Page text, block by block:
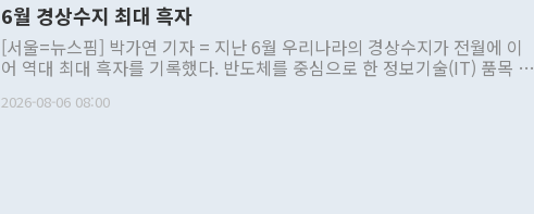
주의적 희망에 근거한 비현실적 구상'이라는 비판을 내놨다. 그동안 정 장
관의 대북 정책 관련 발언이 물의를 빚은 적은 여러 번 있지만 대통령과 유
관 부처 장관이 공개적으로 부정적 입장을 표명한 것은 이례적이다. 정 장
관의 무리한 대북 접근법과 월권을 제어해야 한다는 목소리도 높아지고 있
다. [정동영 통일부 장관이 지난달 23일 오후 서울 종로구 정부서울청사에
6월 경상수지 최대 흑자
[서울=뉴스핌] 박가연 기자 = 지난 6월 우리나라의 경상수지가 전월에 이
어 역대 최대 흑자를 기록했다. 반도체를 중심으로 한 정보기술(IT) 품목 수
료=한국은행] 한국은행이 6일 발표한 '2026년 6월 국제수지(잠정)'에 따르
2026-08-06 08:00